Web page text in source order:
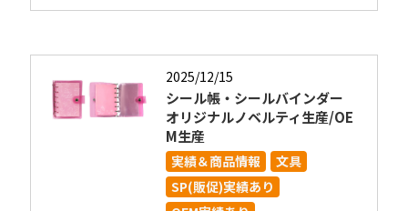
2025/12/15
シール帳・シールバインダー
オリジナルノベルティ生産/OE
M生産
実績＆商品情報
文具
SP(販促)実績あり